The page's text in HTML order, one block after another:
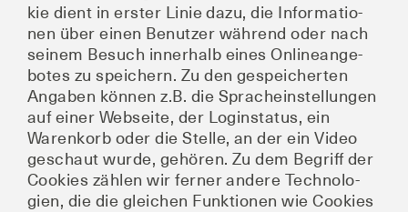
kie dient in ers­ter Linie dazu, die Infor­ma­tio­
nen über einen Benut­zer wäh­rend oder nach
sei­nem Besuch inner­halb eines Online­an­ge­
bo­tes zu spei­chern. Zu den gespei­cher­ten
Anga­ben kön­nen z.B. die Sprach­ein­stel­lun­gen
auf einer Web­sei­te, der Log­in­sta­tus, ein
Waren­korb oder die Stel­le, an der ein Video
geschaut wur­de, gehö­ren. Zu dem Begriff der
Coo­kies zäh­len wir fer­ner ande­re Tech­no­lo­
gien, die die glei­chen Funk­tio­nen wie Coo­kies